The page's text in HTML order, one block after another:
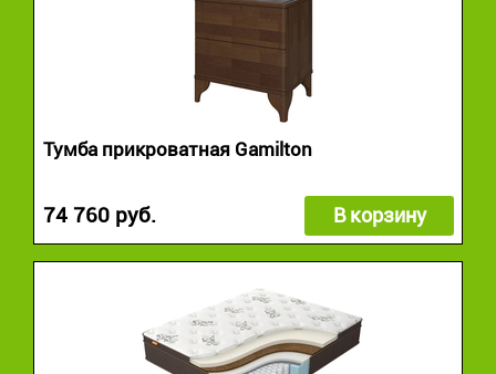
Тумба прикроватная Gamilton
74 760 руб. В корзину